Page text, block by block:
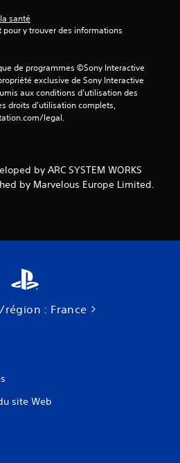
1
a
s
)
santé
de programmes ©Sony Interactive
exclusive de Sony Interactive
aux conditions d’utilisation des
droits d’utilisation complets,
legal.
by ARC SYSTEM WORKS
by Marvelous Europe Limited.
région : France
site Web